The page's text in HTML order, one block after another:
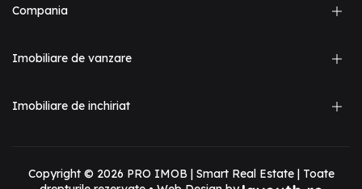
Compania
Imobiliare de vanzare
Imobiliare de inchiriat
Copyright © 2026 PRO IMOB | Smart Real Estate | Toate